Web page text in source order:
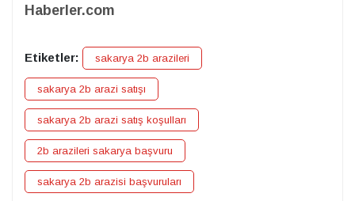
Haberler.com
Etiketler: sakarya 2b arazileri
sakarya 2b arazi satışı
sakarya 2b arazi satış koşulları
2b arazileri sakarya başvuru
sakarya 2b arazisi başvuruları